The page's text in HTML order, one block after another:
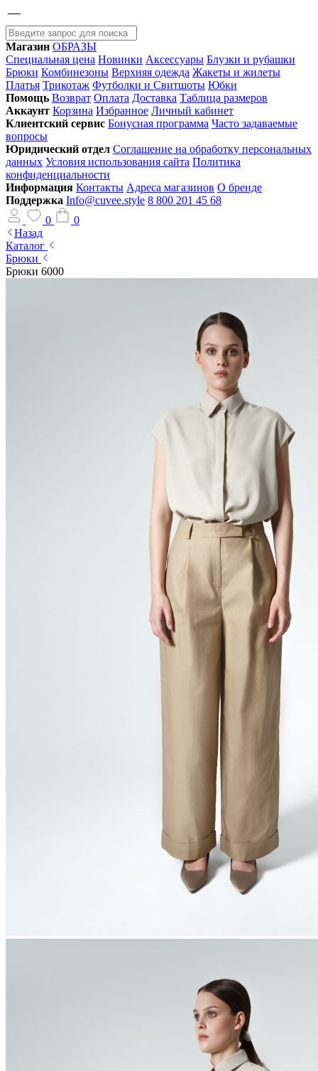
Магазин ОБРАЗЫ
Специальная цена Новинки Аксессуары Блузки и рубашки
Брюки Комбинезоны Верхняя одежда Жакеты и жилеты
Платья Трикотаж Футболки и Свитшоты Юбки
Помощь Возврат Оплата Доставка Таблица размеров
Аккаунт Корзина Избранное Личный кабинет
Клиентский сервис Бонусная программа Часто задаваемые
вопросы
Юридический отдел Соглашение на обработку персональных
данных Условия использования сайта Политика
конфиденциальности
Информация Контакты Адреса магазинов О бренде
Поддержка Info@cuvee.style 8 800 201 45 68
0
0
Назад
Каталог
Брюки
Брюки 6000